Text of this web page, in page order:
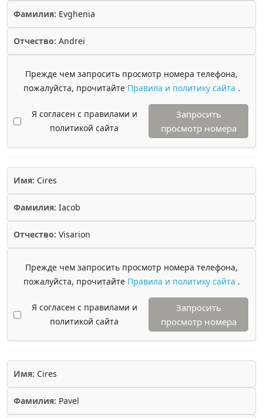
Фамилия: Evghenia
Отчество: Andrei
Прежде чем запросить просмотр номера телефона,
пожалуйста, прочитайте Правила и политику сайта .
Я согласен с правилами и
политикой сайта
Запросить
просмотр номера
Имя: Cires
Фамилия: Iacob
Отчество: Visarion
Прежде чем запросить просмотр номера телефона,
пожалуйста, прочитайте Правила и политику сайта .
Я согласен с правилами и
политикой сайта
Запросить
просмотр номера
Имя: Cires
Фамилия: Pavel